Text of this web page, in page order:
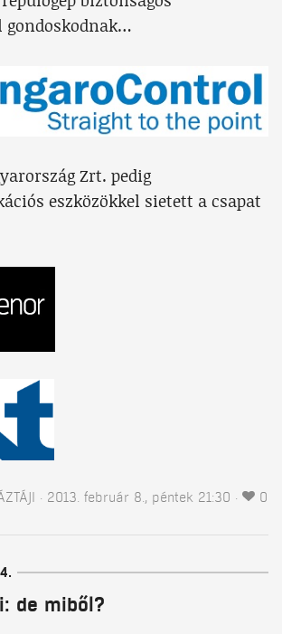
gondoskodnak…
Zrt. pedig
eszközökkel sietett a csapat
2013. február 8., péntek 21:30 0
de miből?